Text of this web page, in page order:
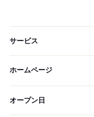
サービス
ホームページ
オープン日